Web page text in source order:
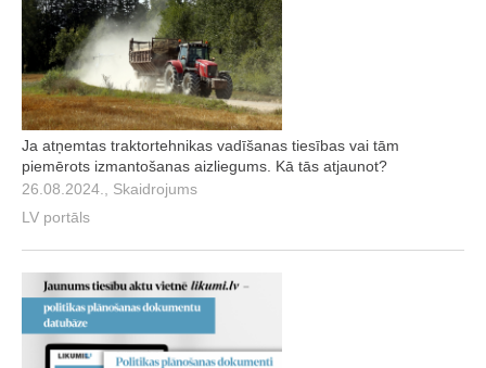
Ja atņemtas traktortehnikas vadīšanas tiesības vai tām
piemērots izmantošanas aizliegums. Kā tās atjaunot?
26.08.2024., Skaidrojums
LV portāls